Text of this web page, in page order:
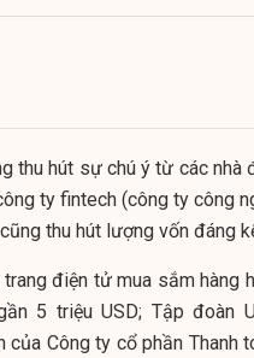
thu hút sự chú ý từ các nhà
ty fintech (công ty công
thu hút lượng vốn đáng
điện tử mua sắm hàng
5 triệu USD; Tập đoàn
Công ty cổ phần Thanh